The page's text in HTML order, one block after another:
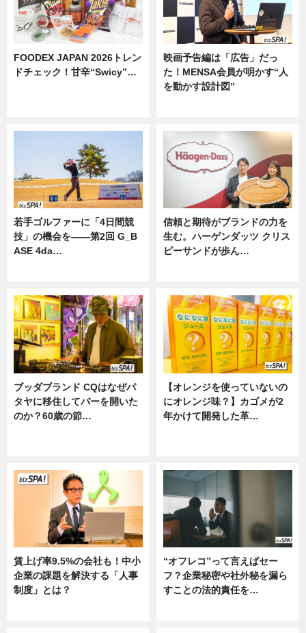
FOODEX JAPAN 2026トレン
ドチェック！甘辛“Swicy”…
映画予告編は「広告」だっ
た！MENSA会員が明かす“人
を動かす設計図”
若手ゴルファーに「4日間競
技」の機会を——第2回 G_B
ASE 4da…
信頼と期待がブランドの力を
生む。ハーゲンダッツ クリス
ピーサンドが歩ん…
ブッダブランド CQはなぜパ
タヤに移住してバーを開いた
のか？60歳の節…
【オレンジを使っていないの
にオレンジ味？】カゴメが2
年かけて開発した革…
賃上げ率9.5%の会社も！中小
企業の課題を解決する「人事
制度」とは？
“オフレコ”って言えばセー
フ？企業秘密や社外秘を漏ら
すことの法的責任を…